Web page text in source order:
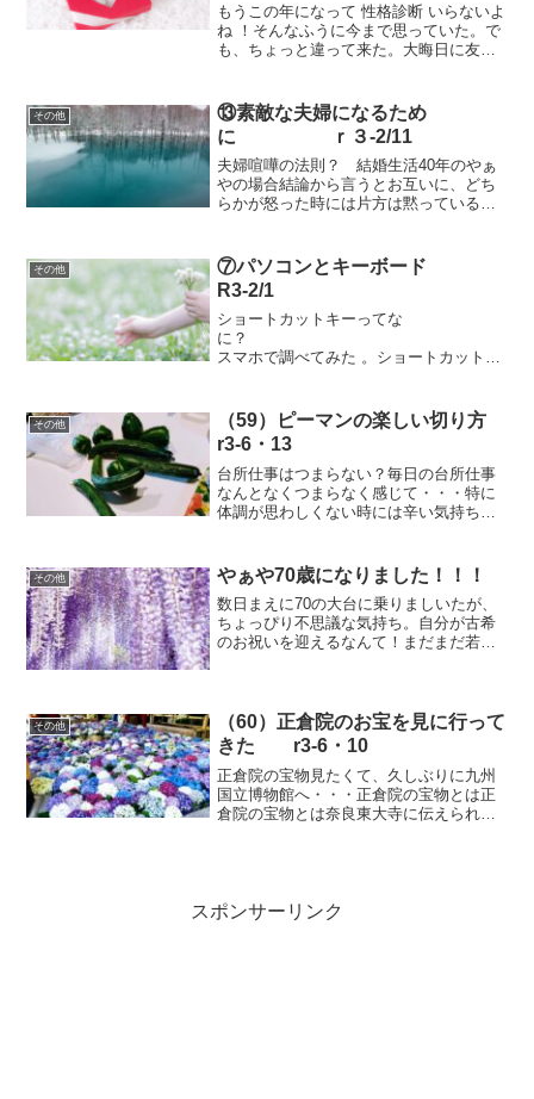
もうこの年になって 性格診断 いらないよ
ね ！そんなふうに今まで思っていた。で
も、ちょっと違って来た。大晦日に友達
た！金額ではなく、友人の熱意で。気が
付いたら、すでに年...
その他
⑬素敵な夫婦になるため
に ｒ３-2/11
夫婦喧嘩の法則？ 結婚生活40年のやぁ
やの場合結論から言うとお互いに、どち
らかが怒った時には片方は黙っているこ
ほとんど、専業主婦だった私の方が我慢
する方が多かったよう...
その他
⑦パソコンとキーボード
R3-2/1
ショートカットキーってな
に？
スマホで調べてみた 。ショートカットキ
ーターの特定の機能を動作させるために
押すキーである。 「ショートカ...
その他
（59）ピーマンの楽しい切り方
r3-6・13
台所仕事はつまらない？毎日の台所仕事
なんとなくつまらなく感じて・・・特に
体調が思わしくない時には辛い気持ちが
な？・・・今朝もまた夫が散歩帰り、散
歩コースの農家からピーマン...
その他 やぁや70歳になりました！！！
数日まえに70の大台に乗りましいたが、
ちょっぴり不思議な気持ち。自分が古希
のお祝いを迎えるなんて！まだまだ若い
向いていこう。わたしの...
その他
（60）正倉院のお宝を見に行って
きた r3-6・10
正倉院の宝物見たくて、久しぶりに九州
国立博物館へ・・・正倉院の宝物とは正
倉院の宝物とは奈良東大寺に伝えられた
スポンサーリンク